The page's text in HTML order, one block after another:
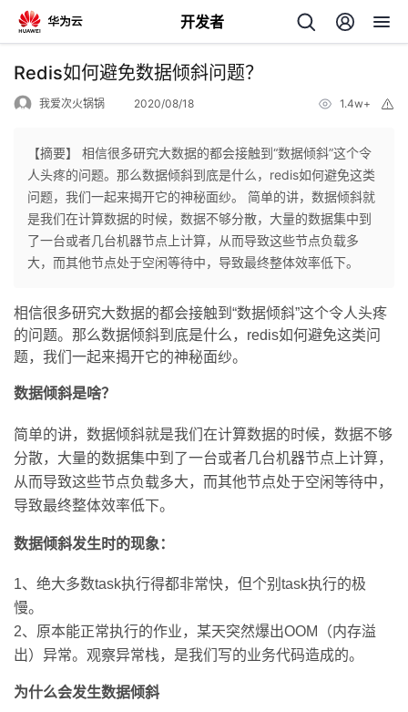
开发者
返
个
人
主
页
我
的
开
发
者
我
坛
圈
子
的
直
我
的
我
Redis如何避免数据倾斜问题？
我爱次火锅锅 2020/08/18 1.4w+
【摘要】 相信很多研究大数据的都会接触到“数据倾斜”这个令
人头疼的问题。那么数据倾斜到底是什么，redis如何避免这类
问题，我们一起来揭开它的神秘面纱。 简单的讲，数据倾斜就
是我们在计算数据的时候，数据不够分散，大量的数据集中到
了一台或者几台机器节点上计算，从而导致这些节点负载多
大，而其他节点处于空闲等待中，导致最终整体效率低下。
相信很多研究大数据的都会接触到“数据倾斜”这个令人头疼
的问题。那么数据倾斜到底是什么，redis如何避免这类问
题，我们一起来揭开它的神秘面纱。
数据倾斜是啥？
简单的讲，数据倾斜就是我们在计算数据的时候，数据不够
分散，大量的数据集中到了一台或者几台机器节点上计算，
从而导致这些节点负载多大，而其他节点处于空闲等待中，
导致最终整体效率低下。
数据倾斜发生时的现象：
1、绝大多数task执行得都非常快，但个别task执行的极
慢。
2、原本能正常执行的作业，某天突然爆出OOM（内存溢
出）异常。观察异常栈，是我们写的业务代码造成的。
为什么会发生数据倾斜